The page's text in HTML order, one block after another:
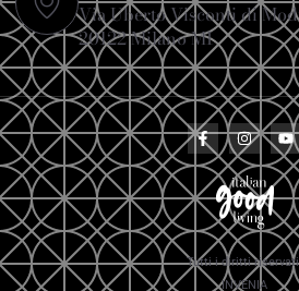
Via Uberto Visconti di
20122 Milano MI
Tutti i diritti
INVENIA